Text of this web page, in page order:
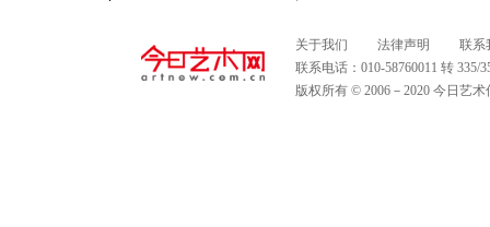
关于我们 法律声明
联系
联系电话：010-58760011 转
版权所有 © 2006－2020 今日艺